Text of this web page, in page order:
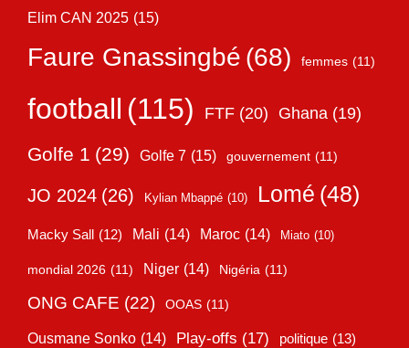
Elim CAN 2025 (15)
Faure Gnassingbé (68) femmes (11)
football (115) FTF (20) Ghana (19)
Golfe 1 (29) Golfe 7 (15) gouvernement (11)
JO 2024 (26) Kylian Mbappé (10) Lomé (48)
Macky Sall (12) Mali (14) Maroc (14) Miato (10)
mondial 2026 (11) Niger (14) Nigéria (11)
ONG CAFE (22) OOAS (11)
Ousmane Sonko (14) Play-offs (17) politique (13)